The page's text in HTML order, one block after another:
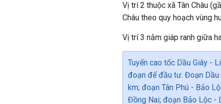
Vị trí 2 thuộc xã Tân Châu
Châu theo quy hoạch vùng
Vị trí 3 nằm giáp ranh giữa
Tuyến cao tốc Dầu Giây -
đoạn để đầu tư. Đoạn Dầu
km; đoạn Tân Phú - Bảo
Đồng Nai; đoạn Bảo Lộc -